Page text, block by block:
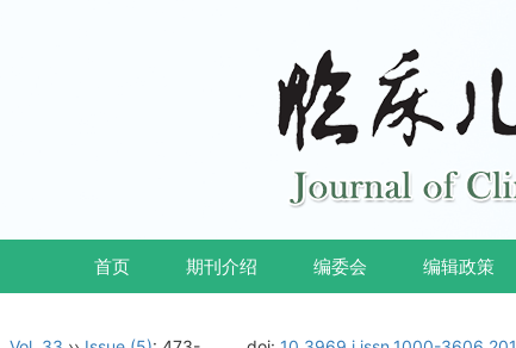
首页 期刊介绍 编委会 编辑政策